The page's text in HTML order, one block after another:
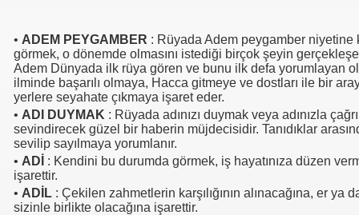
• ADEM PEYGAMBER : Rüyada Adem peygamber niyetine
görmek, o dönemde olmasını istediği birçok şeyin
Adem Dünyada ilk rüya gören ve bunu ilk defa yorumlayan
ilminde başarılı olmaya, Hacca gitmeye ve dostları ile bir
yerlere seyahate çıkmaya işaret eder.
• ADI DUYMAK : Rüyada adınızı duymak veya adınızla
sevindirecek güzel bir haberin müjdecisidir. Tanıdıklar
sevilip sayılmaya yorumlanır.
• ADİ : Kendini bu durumda görmek, iş hayatınıza düzen
işarettir.
• ADİL : Çekilen zahmetlerin karşılığının alınacağına, er ya
sizinle birlikte olacağına işarettir.